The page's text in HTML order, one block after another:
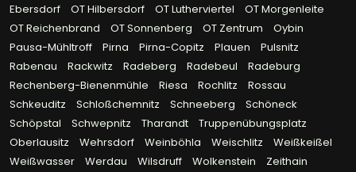
Ebersdorf
OT Hilbersdorf OT Lutherviertel
OT Morgenleite
OT Reichenbrand
OT Sonnenberg OT Zentrum
Oybin
Pausa-Mühltroff
Pirna Pirna-Copitz Plauen
Pulsnitz
Rabenau
Rackwitz Radeberg Radebeul
Radeburg
Rechenberg-Bienenmühle
Riesa Rochlitz
Rossau
Schkeuditz
Schloßchemnitz Schneeberg
Schöneck
Schöpstal
Schwepnitz Tharandt
Truppenübungsplatz
Oberlausitz
Wehrsdorf Weinböhla Weischlitz
Weißkeißel
Weißwasser
Werdau Wilsdruff Wolkenstein
Zeithain